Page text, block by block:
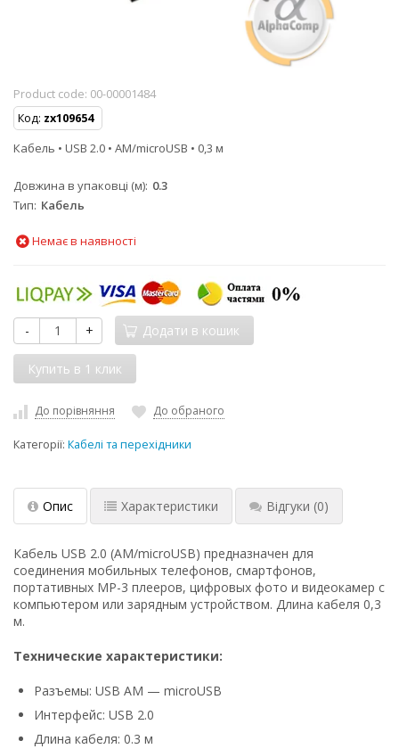
Product code: 00-00001484
Код: zx109654
Кабель • USB 2.0 • AM/microUSB • 0,3 м
Довжина в упаковці (м) 0.3
Тип Кабель
Немає в наявності
- + Додати в кошик
До порівняння До обраного
Категорії: Кабелі та перехідники
Опис Характеристики Відгуки (0)
Кабель USB 2.0 (AM/microUSB) предназначен для
соединения мобильных телефонов, смартфонов,
портативных MP-3 плееров, цифровых фото и видеокамер с
компьютером или зарядным устройством. Длина кабеля 0,3
м.
Технические характеристики:
Разъемы: USB AM — microUSB
Интерфейс: USB 2.0
Длина кабеля: 0.3 м